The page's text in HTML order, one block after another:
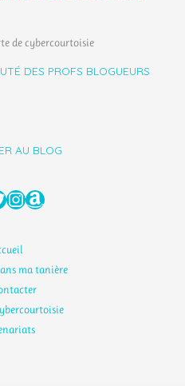
DES PROFS BLOGUEURS
AU BLOG
Instagram
Amazon
ma tanière